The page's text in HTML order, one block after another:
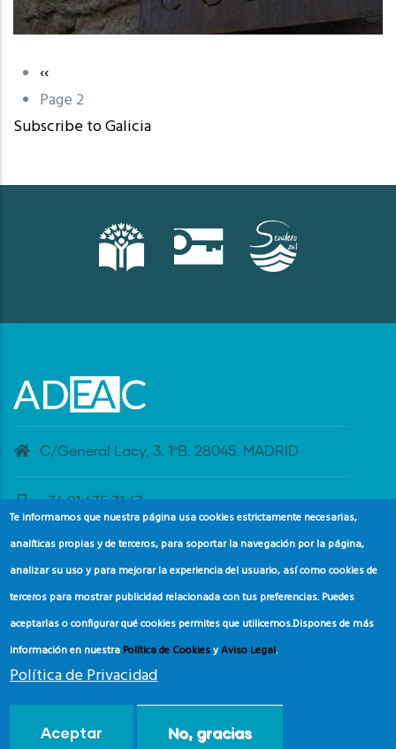
Poio (Pontevedra)
Pagination
Previous
page
‹‹
Page 2
Subscribe to Galicia
C/General Lacy, 3. 1ºB. 28045. MADRID
+34 91 435 31 47
banderaazul@adeac.es
Consumidor (ADEAC).
2024.
Te informamos que nuestra página usa cookies estrictamente necesarias,
analíticas propias y de terceros, para soportar la navegación por la página,
analizar su uso y para mejorar la experiencia del usuario, así como cookies de
terceros para mostrar publicidad relacionada con tus preferencias. Puedes
aceptarlas o configurar qué cookies permites que utilicemos.Dispones de más
información en nuestra Política de CookiesyAviso Legal.
Política de Privacidad
Aceptar No, gracias